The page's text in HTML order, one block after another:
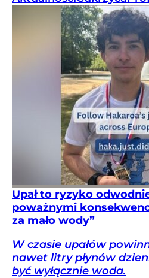
Upał to ryzyko
poważnymi
za mało wody”
W czasie upałów
nawet litry płynów
być wyłącznie woda.